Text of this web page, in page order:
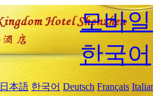
모바
한국어
日本語 한국어 Deutsch Français